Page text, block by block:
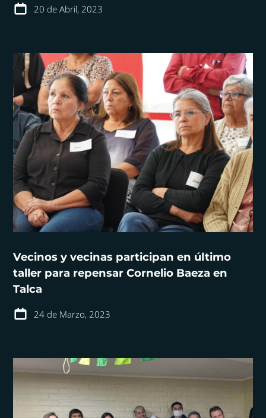
20 de Abril, 2023
Vecinos y vecinas participan en último
taller para repensar Cornelio Baeza en
Talca
24 de Marzo, 2023